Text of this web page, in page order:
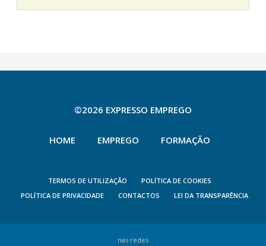
©2026 EXPRESSO EMPREGO
HOME EMPREGO FORMAÇÃO
TERMOS DE UTILIZAÇÃO
POLÍTICA DE COOKIES
POLÍTICA DE PRIVACIDADE
CONTACTOS LEI DA TRANSPARÊNCIA
nas redes